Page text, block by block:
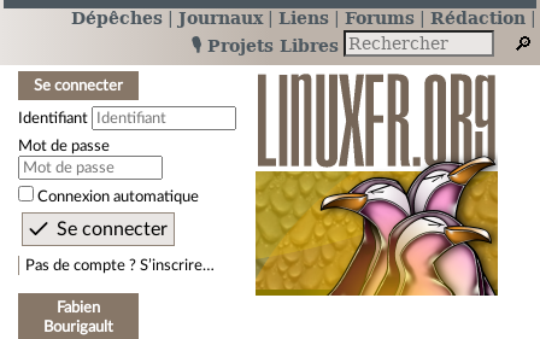
Dépêches Journaux Liens Forums
Rédaction
🎙️ Projets Libres
Se connecter
Identifiant
Mot de passe
Connexion automatique
Pas de compte ? S’inscrire…
Fabien
Bourigault